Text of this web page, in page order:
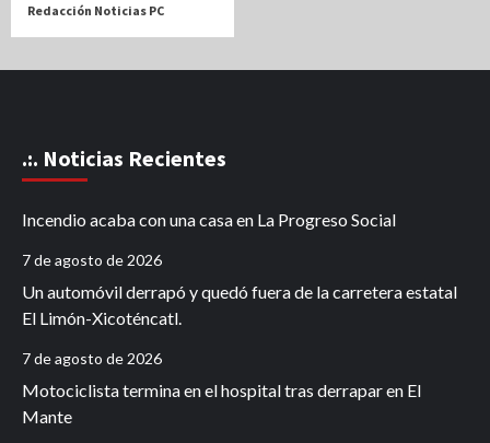
Redacción Noticias PC
.:. Noticias Recientes
Incendio acaba con una casa en La Progreso Social
7 de agosto de 2026
Un automóvil derrapó y quedó fuera de la carretera estatal
El Limón-Xicoténcatl.
7 de agosto de 2026
Motociclista termina en el hospital tras derrapar en El
Mante